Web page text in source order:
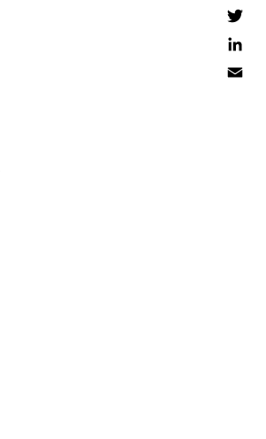
Twitter